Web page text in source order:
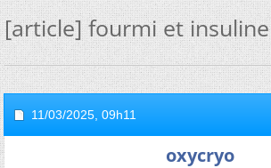
[article] fourmi et insuline
11/03/2025, 09h11
oxycryo